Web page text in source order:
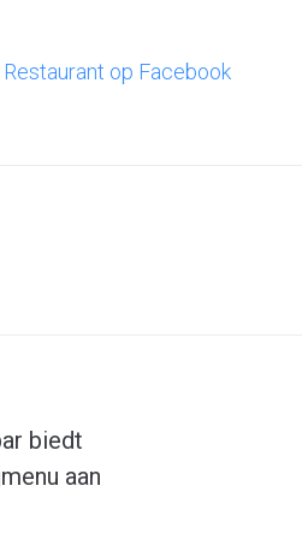
op Facebook
biedt
aan